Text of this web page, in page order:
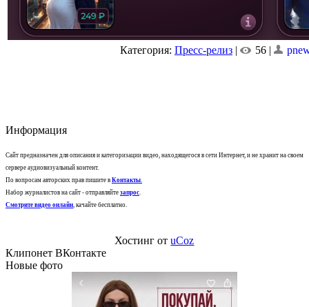
Категория: Пресс-релиз | 56 |
Информация
Сайт предназначен для описания и категоризации видео, находящегося в сети Интернет, и не хранит на своем
сервере аудиовизуальный контент.
По вопросам авторских прав пишите в Контакты.
Набор журналистов на сайт - отправляйте запрос.
Смотрите видео онлайн, качайте бесплатно.
Хостинг отuCoz
Клипонет ВКонтакте
Новые фото